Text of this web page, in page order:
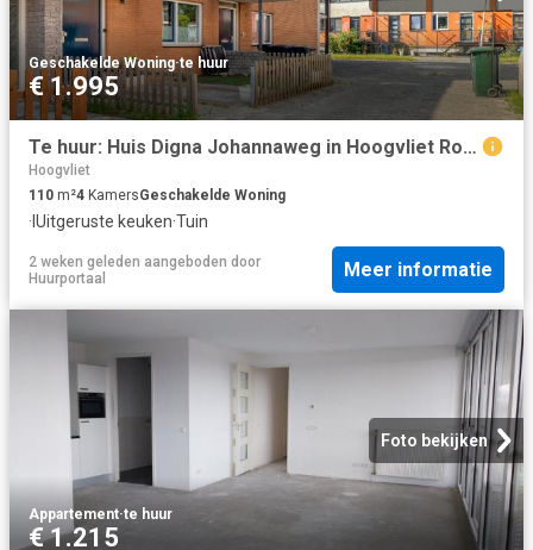
Geschakelde Woning·te huur
€ 1.995
Te huur: Huis Digna Johannaweg in Hoogvliet Rotterdam
Hoogvliet
110 m²4 KamersGeschakelde Woning
· IUitgeruste keuken·Tuin
2 weken geleden aangeboden door
Huurportaal
Meer informatie
Foto bekijken
Appartement·te huur
€ 1.215